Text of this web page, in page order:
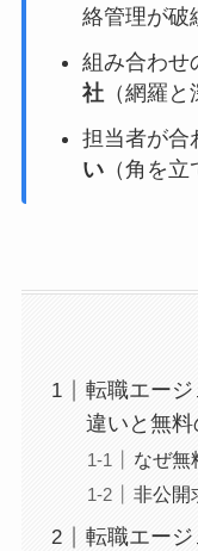
絡管理が破
組み合わせ
社（網羅と
担当者が合
い（角を立
転職エー
違いと無料
なぜ無
非公開
転職エー